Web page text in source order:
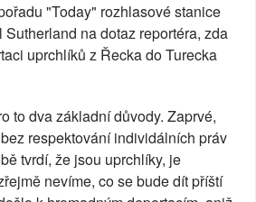
"Today" rozhlasové stanice
na dotaz reportéra, zda
uprchlíků z Řecka do Turecka
to dva základní důvody. Zaprvé,
respektování individálních práv
tvrdí, že jsou uprchlíky, je
nevíme, co se bude dít příští